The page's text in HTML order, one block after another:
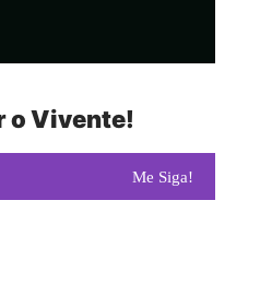
o Vivente!
Me Siga!